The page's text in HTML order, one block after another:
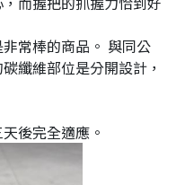
常棒的商品。 與同公
纖維部位是分開設計，
後完全適應。